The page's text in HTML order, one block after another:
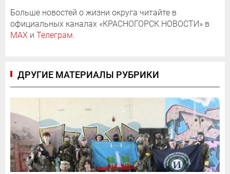
Больше новостей о жизни округа читайте в
официальных каналах «КРАСНОГОРСК.НОВОСТИ» в
MAX и Телеграм.
ДРУГИЕ МАТЕРИАЛЫ РУБРИКИ